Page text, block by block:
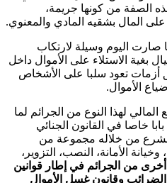
الصفة من كونها جريمة،
المال بشقيه المادي والمعنوي.
صارت اليوم وسيلة لارتكاب
بغية الاستلاء على الأموال داخل
أزمات تعود سلبا على الأشخاص
الأموال.
لهذا النوع من الجرائم لما
خاصا في القانون الجنائي
من خلاله مجموعة من
الأمانة، النصب، التزوير،
من الجرائم في إطار قوانين
وقانون غسل الأموال